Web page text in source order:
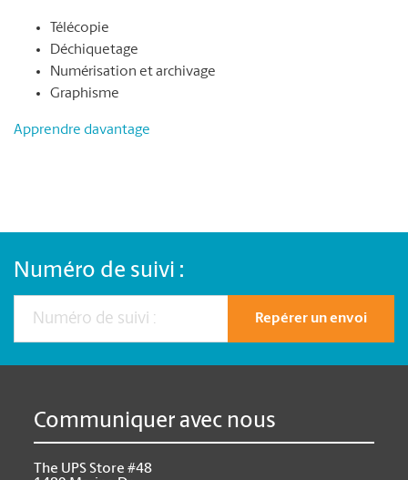
Télécopie
Déchiquetage
Numérisation et archivage
Graphisme
Apprendre davantage
Numéro de suivi :
Repérer un envoi
Communiquer avec nous
The UPS Store #48